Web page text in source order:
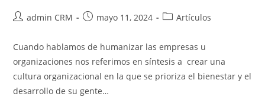
admin CRM mayo 11, 2024 Artículos
Cuando hablamos de humanizar las empresas u
organizaciones nos referimos en síntesis a crear una
cultura organizacional en la que se prioriza el bienestar y el
desarrollo de su gente…